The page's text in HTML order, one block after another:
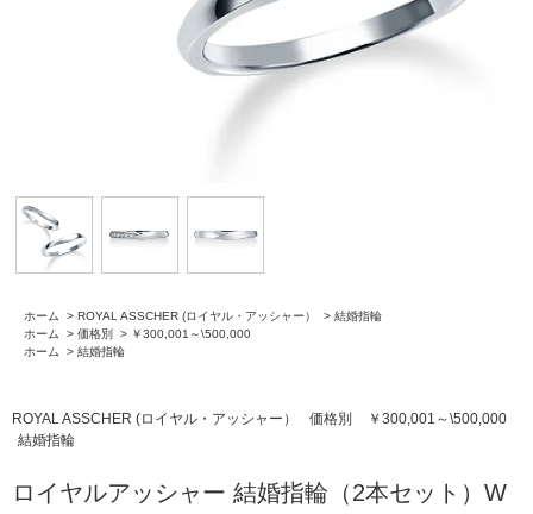
ホーム > ROYAL ASSCHER (ロイヤル・アッシャー） > 結婚指輪
ホーム
> 価格別 > ￥300,001～\500,000
ホーム
> 結婚指輪
ROYAL ASSCHER (ロイヤル・アッシャー） 価格別
￥300,001～\500,000
結婚指輪
ロイヤルアッシャー 結婚指輪（2本セット）W